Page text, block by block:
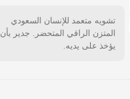
تشويه متعمد للإنسان السعودي
المتزن الراقي المتحضر. جدير بأن
يؤخذ على يديه.